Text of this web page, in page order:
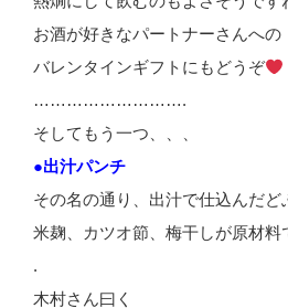
お酒が好きなパートナーさんへの
バレンタインギフトにもどうぞ
……………………….
そしてもう一つ、、、
●出汁パンチ
その名の通り、出汁で仕込んだど
米麹、カツオ節、梅干しが原材料
.
木村さん曰く